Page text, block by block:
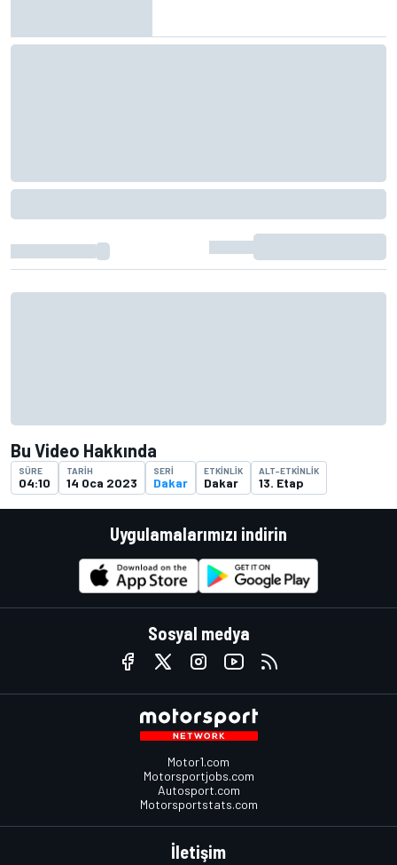
Bu Video Hakkında
SÜRE
04:10
TARIH
14 Oca 2023
SERI
Dakar
ETKINLIK
Dakar
ALT-ETKINLIK
13. Etap
Uygulamalarımızı indirin
Sosyal medya
Motor1.com
Motorsportjobs.com
Autosport.com
Motorsportstats.com
İletişim